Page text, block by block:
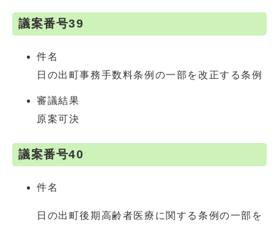
議案番号39
件名
日の出町事務手数料条例の一部を改正する条例
審議結果
原案可決
議案番号40
件名
日の出町後期高齢者医療に関する条例の一部を